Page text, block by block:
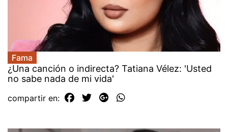
Fama
¿Una canción o indirecta? Tatiana Vélez: 'Usted
no sabe nada de mi vida'
compartir en: